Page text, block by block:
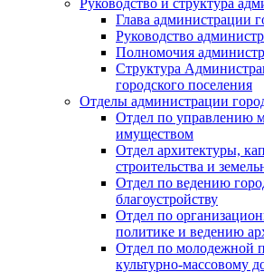
Глава администрации
Руководство
Полномочия
Структура
городского поселения
Отделы администрации
Отдел по управлению
имуществом
Отдел архитектуры,
строительства и
Отдел по ведению
благоустройству
Отдел по
политике и ведению
Отдел по молодежной
культурно-массовому